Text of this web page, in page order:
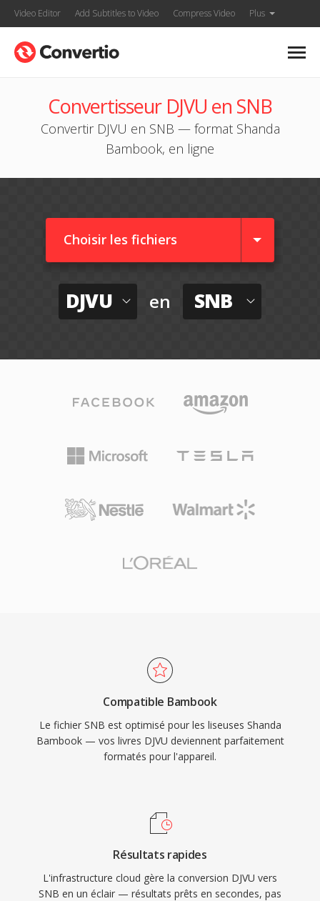
Video Editor Add Subtitles to Video Compress Video Plus
Convertisseur DJVU en SNB
Convertir DJVU en SNB — format Shanda
Bambook, en ligne
Choisir les fichiers
DJVU en SNB
Compatible Bambook
Le fichier SNB est optimisé pour les liseuses Shanda
Bambook — vos livres DJVU deviennent parfaitement
formatés pour l'appareil.
Résultats rapides
L'infrastructure cloud gère la conversion DJVU vers
SNB en un éclair — résultats prêts en secondes, pas